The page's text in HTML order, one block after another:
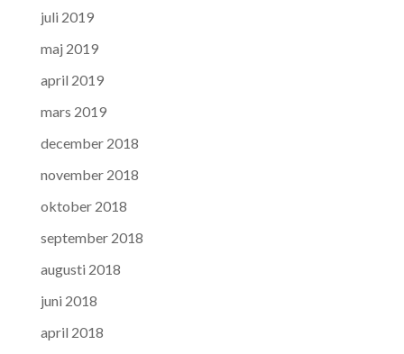
juli 2019
maj 2019
april 2019
mars 2019
december 2018
november 2018
oktober 2018
september 2018
augusti 2018
juni 2018
april 2018